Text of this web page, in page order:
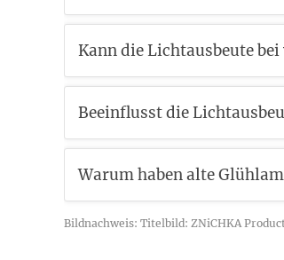
Kann die Lichtausbeute
Beeinflusst die
Warum haben alte
Bildnachweis: Titelbild: ZNiCHKA